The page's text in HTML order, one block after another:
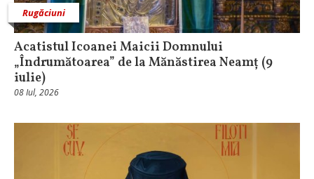
Rugăciuni
Acatistul Icoanei Maicii Domnului
„Îndrumătoarea” de la Mănăstirea Neamț (9
iulie)
08 Iul, 2026